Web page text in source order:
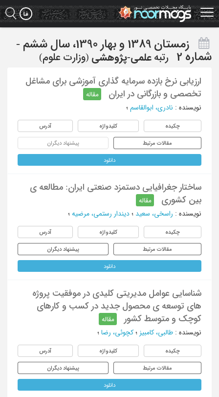
Skip
to
main
زمستان 1389 و بهار 1390، سال ششم -
شماره 2
رتبه علمی-پژوهشی (وزارت علوم)
ارزیابی نرخ بازده سرمایه گذاری آموزشی برای مشاغل
تخصصی و بازرگانی در ایران
مقاله
نویسنده : نادری، ابوالقاسم ؛
چکیده کلیدواژه آدرس
مقالات مرتبط پیشنهاد دیگران
دانلود
ساختار جغرافیایی دستمزد صنعتی ایران: مطالعه ی
بین کشوری
مقاله
نویسنده : راسخی، سعید ؛ دیندار رستمی، مرضیه ؛
چکیده کلیدواژه آدرس
مقالات مرتبط پیشنهاد دیگران
دانلود
شناسایی عوامل مدیریتی کلیدی در موفقیت پروژه
های توسعه ی محصول جدید در کسب و کارهای
کوچک و متوسط کشور
مقاله
نویسنده : طالبی، کامبیز ؛ کچوئی، رضا ؛
چکیده کلیدواژه آدرس
مقالات مرتبط پیشنهاد دیگران
دانلود